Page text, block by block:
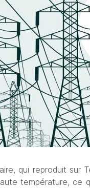
qui reproduit sur
température, ce